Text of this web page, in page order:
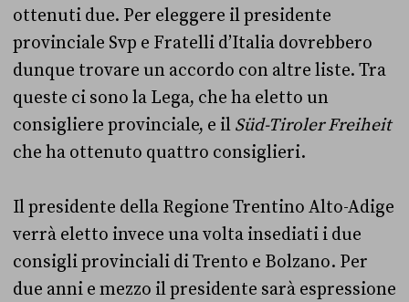
ottenuti due. Per eleggere il presidente
provinciale Svp e Fratelli d’Italia dovrebbero
dunque trovare un accordo con altre liste. Tra
queste ci sono la Lega, che ha eletto un
consigliere provinciale, e il Süd-Tiroler Freiheit
che ha ottenuto quattro consiglieri.
Il presidente della Regione Trentino Alto-Adige
verrà eletto invece una volta insediati i due
consigli provinciali di Trento e Bolzano. Per
due anni e mezzo il presidente sarà espressione